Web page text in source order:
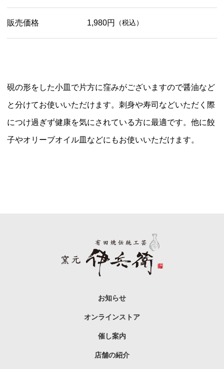
販売価格 1,980円 （税込）
硯の形をした小皿で片方に窪みがございますので醤油など
と分けてお使いいただけます。刺身や寿司などいただく際
につけ過ぎず健康を気にされている方に最適です。他に餃
子やオリーブオイル皿などにもお使いいただけます。
お知らせ
オンラインストア
催し案内
店舗の紹介